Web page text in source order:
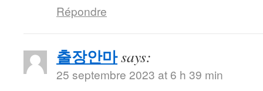
Répondre
출장안마says:
25 septembre 2023 at 6 h 39 min